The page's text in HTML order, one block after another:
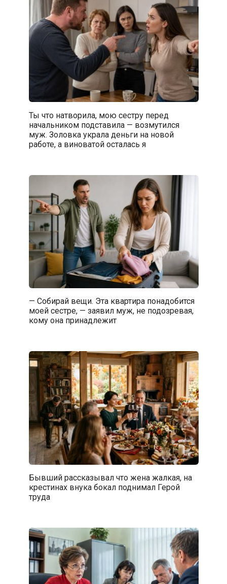
Ты что натворила, мою сестру перед
начальником подставила — возмутился
муж. Золовка украла деньги на новой
работе, а виноватой осталась я
— Собирай вещи. Эта квартира понадобится
моей сестре, — заявил муж, не подозревая,
кому она принадлежит
Бывший рассказывал что жена жалкая, на
крестинах внука бокал поднимал Герой
труда